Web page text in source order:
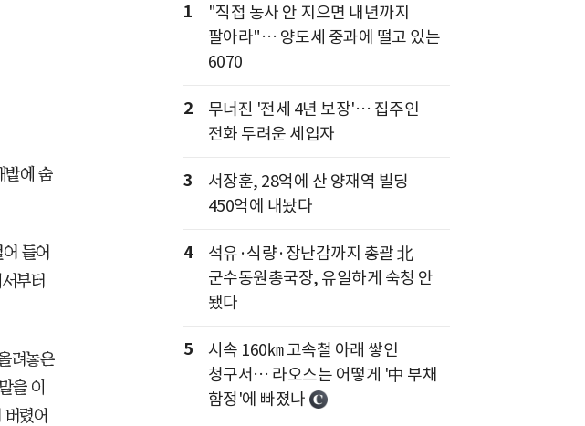
밭에 숨
들어
부터
려놓은
을 이
렸어
1
"직접 농사 안 지으면 내년까지
팔아라"… 양도세 중과에 떨고 있는
6070
2
무너진 '전세 4년 보장'… 집주인
전화 두려운 세입자
3
서장훈, 28억에 산 양재역 빌딩
450억에 내놨다
4
석유·식량·장난감까지 총괄 北
군수동원총국장, 유일하게 숙청 안
됐다
5
시속 160㎞ 고속철 아래 쌓인
청구서… 라오스는 어떻게 '中 부채
함정'에 빠졌나